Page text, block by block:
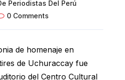
Periodistas Del Perú
0 Comments
de homenaje en
de Uchuraccay fue
del Centro Cultural